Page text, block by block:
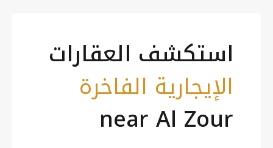
استكشف العقارات
الإيجارية الفاخرة
near Al Zour